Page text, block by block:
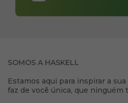
SOMOS A HASKELL
Estamos aqui para inspirar a
faz de você única, que ninguém